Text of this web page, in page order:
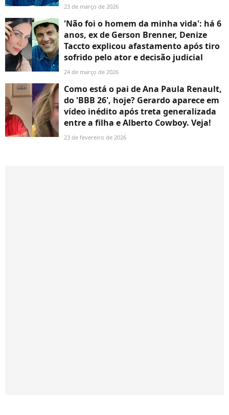
23 de março de 2026
'Não foi o homem da minha vida': há 6
anos, ex de Gerson Brenner, Denize
Taccto explicou afastamento após tiro
sofrido pelo ator e decisão judicial
24 de março de 2026
Como está o pai de Ana Paula Renault,
do 'BBB 26', hoje? Gerardo aparece em
vídeo inédito após treta generalizada
entre a filha e Alberto Cowboy. Veja!
23 de fevereiro de 2026